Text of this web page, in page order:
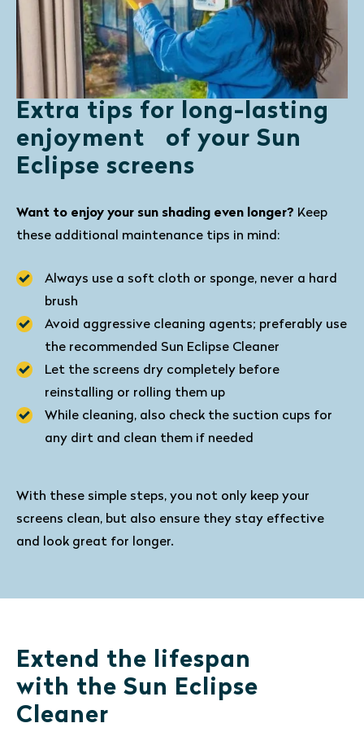
Extra tips for long-lasting
enjoyment of your Sun
Eclipse screens
Want to enjoy your sun shading even longer? Keep
these additional maintenance tips in mind:
Always use a soft cloth or sponge, never a hard
brush
Avoid aggressive cleaning agents; preferably use
the recommended Sun Eclipse Cleaner
Let the screens dry completely before
reinstalling or rolling them up
While cleaning, also check the suction cups for
any dirt and clean them if needed
With these simple steps, you not only keep your
screens clean, but also ensure they stay effective
and look great for longer.
Extend the lifespan
with the Sun Eclipse
Cleaner